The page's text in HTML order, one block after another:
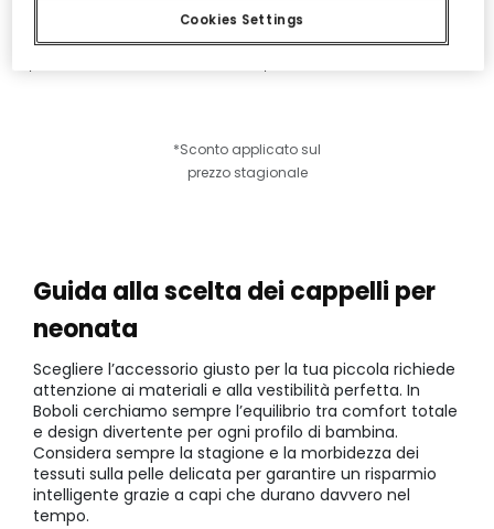
Cappello neonato a quadri
Cappello marrone neonato con stampa di gufo
*Sconto applicato sul
prezzo stagionale
Guida alla scelta dei cappelli per
neonata
Scegliere l’accessorio giusto per la tua piccola richiede
attenzione ai materiali e alla vestibilità perfetta. In
Boboli cerchiamo sempre l’equilibrio tra comfort totale
e design divertente per ogni profilo di bambina.
Considera sempre la stagione e la morbidezza dei
tessuti sulla pelle delicata per garantire un risparmio
intelligente grazie a capi che durano davvero nel
tempo.
Cookies Settings